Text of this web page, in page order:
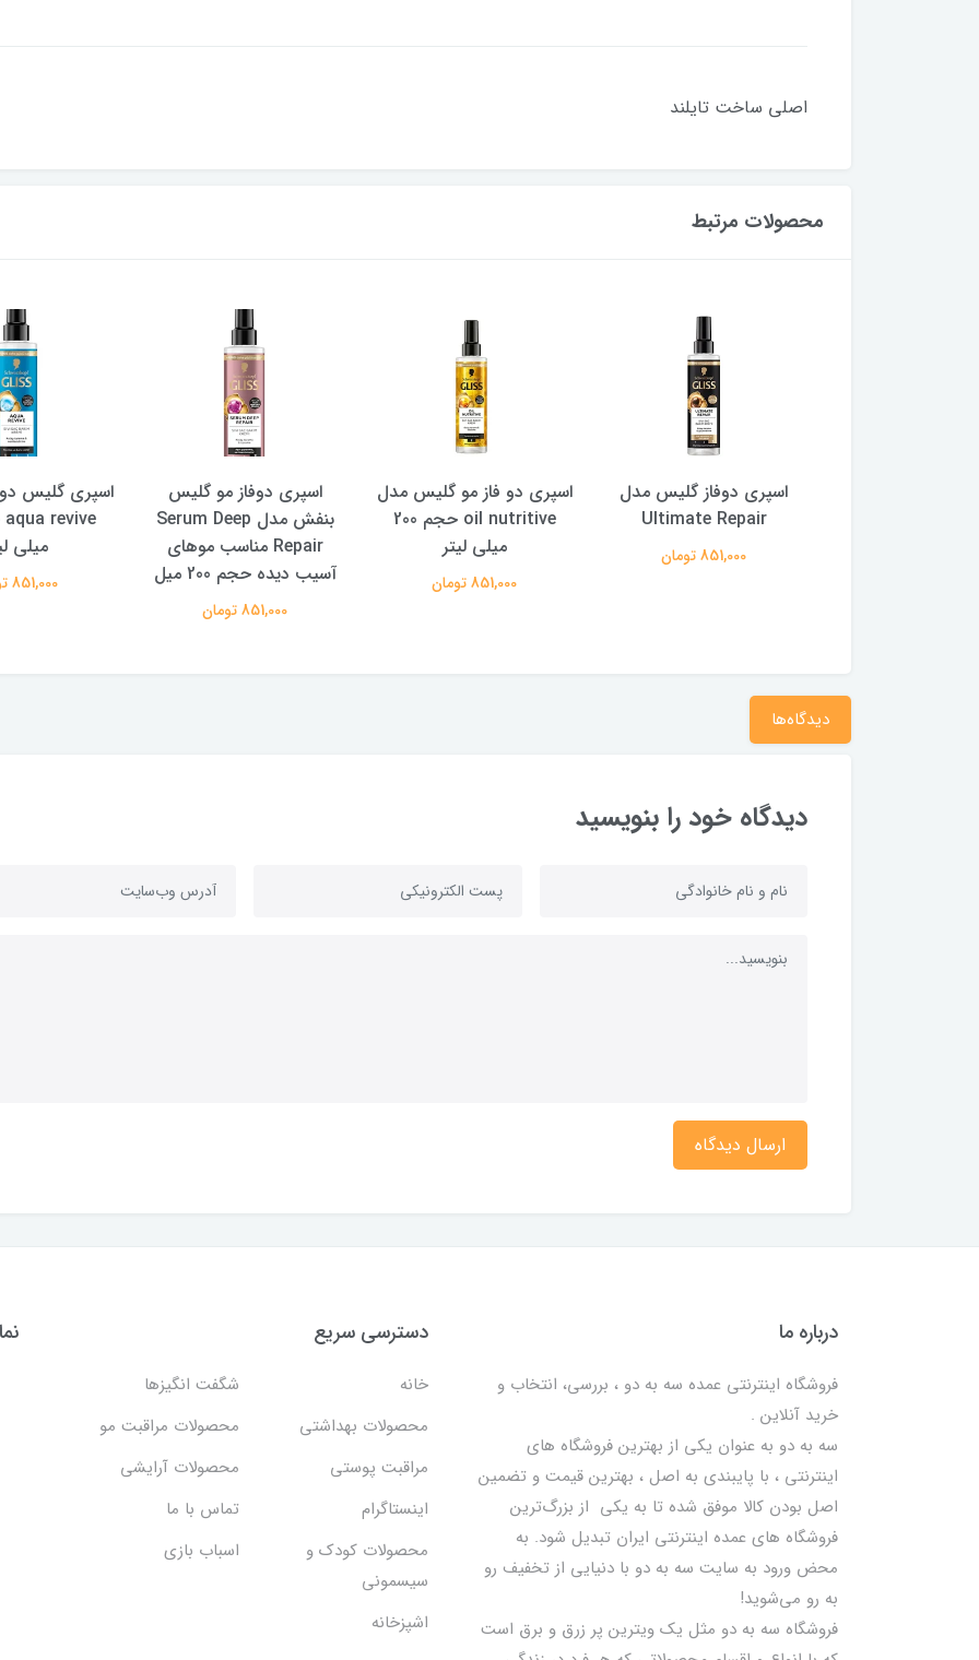
اصلی ساخت تایلند
محصولات مرتبط
اسپری دو فاز مو گلیس مدل
oil nutritive حجم 200
میلی لیتر
اسپری دوفاز مو گلیس
بنفش مدل Serum Deep
Repair مناسب موهای
آسیب دیده حجم 200 میل
اسپری گلیس دو فاز مو مدل
aqua revive حجم 200
میلی لیتر
851,000 تومان
Oil
467,000 تومان
دیدگاه‌ها
دیدگاه خود را بنویسید
ارسال دیدگاه
درباره ما
فروشگاه اینترنتی عمده سه به دو ، بررسی، انتخاب و
خرید آنلاین .
سه به دو به عنوان یکی از بهترين فروشگاه های
اینترنتی ، با پایبندی به اصل ، بهترين قيمت و تضمین
اصل‌ بودن کالا موفق شده تا به يكي از بزرگ‌ترين
فروشگاه هاي عمده اینترنتی ایران تبدیل شود. به
محض ورود به سایت سه به دو با دنیایی از تخفيف رو
به رو می‌شوید!
فروشگاه سه به دو مثل یک ویترین پر زرق و برق است
دسترسی سریع
خانه
شگفت انگيزها
محصولات بهداشتي
محصولات مراقبت مو
مراقبت پوستی
محصولات آرایشی
اینستاگرام
تماس با ما
محصولات کودک و
سیسمونی
اسباب بازی
اشپزخانه